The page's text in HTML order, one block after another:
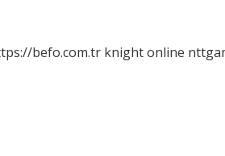
befo.com.tr knight online